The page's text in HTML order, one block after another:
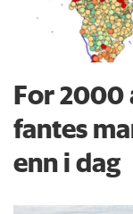
For 2000
fantes
enn i dag